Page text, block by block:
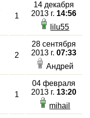
1
14 декабря
2013 г. 14:56
lilu55
2
28 сентября
2013 г.07:33
Андрей
1
04 февраля
2013 г. 13:20
mihail